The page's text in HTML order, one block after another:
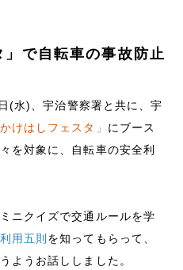
」で自転車の事故防止
(水)、宇治警察署と共に、宇
かけはしフェスタ」 にブース
を対象に、自転車の安全利
ニクイズで交通ルールを学
用五則 を知ってもらって、
ようお話ししました。